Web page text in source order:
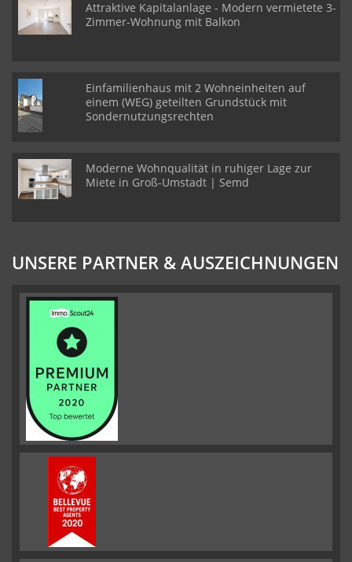
Attraktive Kapitalanlage - Modern vermietete 3-
Zimmer-Wohnung mit Balkon
Einfamilienhaus mit 2 Wohneinheiten auf
einem (WEG) geteilten Grundstück mit
Sondernutzungsrechten
Moderne Wohnqualität in ruhiger Lage zur
Miete in Groß-Umstadt | Semd
UNSERE PARTNER & AUSZEICHNUNGEN